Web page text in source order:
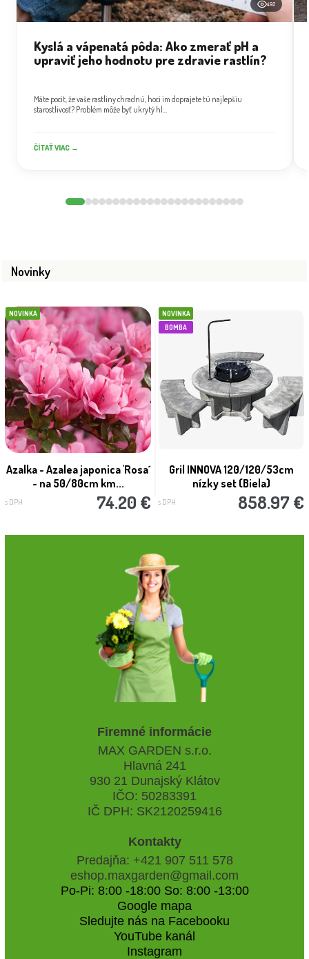
492
Kyslá a vápenatá pôda: Ako zmerať pH a
upraviť jeho hodnotu pre zdravie rastlín?
Máte pocit, že vaše rastliny chradnú, hoci im doprajete tú najlepšiu
starostlivosť? Problém môže byť ukrytý hl...
ČÍTAŤ VIAC →
Novinky
NOVINKA
Azalka - Azalea japonica 'Rosa´
- na 50/80cm km...
s DPH 74.20 €
NOVINKA
BOMBA
Gril INNOVA 120/120/53cm
nízky set (Biela)
s DPH 858.97 €
Firemné informácie
MAX GARDEN s.r.o.
Hlavná 241
930 21 Dunajský Klátov
IČO: 50283391
IČ DPH: SK2120259416
Kontakty
Predajňa: +421 907 511 578
eshop.maxgarden@gmail.com
Po-Pi: 8:00 -18:00 So: 8:00 -13:00
Google mapa
Sledujte nás na Facebooku
YouTube kanál
Instagram